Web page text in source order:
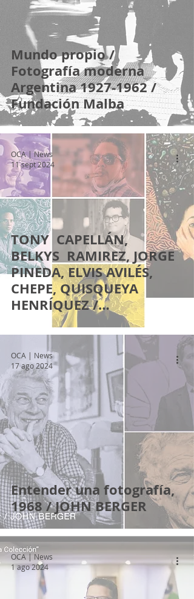
Mundo propio /
Fotografía moderna
Argentina 1927-1962 /
Fundación Malba
TONY CAPELLÁN,
BELKYS RAMIREZ, JORGE
PINEDA, ELVIS AVILÉS,
CHEPE, QUISQUEYA
HENRÍQUEZ /
CURADURÍA DE LA
MEMORIA
OCA | News
11 sept 2024
Entender una fotografía,
1968 / JOHN BERGER
OCA | News
17 ago 2024
OCA | News
1 ago 2024